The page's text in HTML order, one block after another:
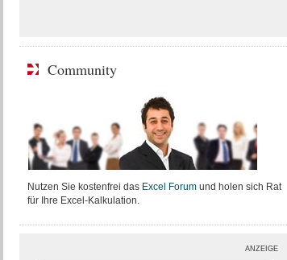
Community
Nutzen Sie kostenfrei das Excel Forumund holen sich Rat
für Ihre Excel-Kalkulation.
ANZEIGE